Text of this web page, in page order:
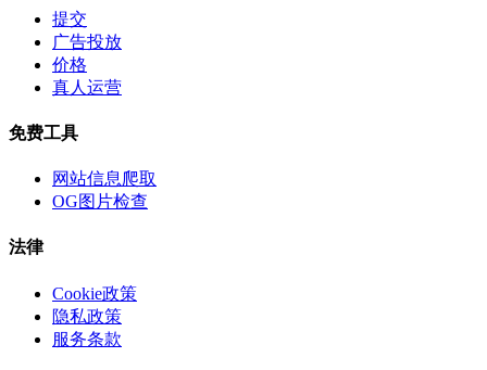
提交
广告投放
价格
真人运营
免费工具
网站信息爬取
OG图片检查
法律
Cookie政策
隐私政策
服务条款